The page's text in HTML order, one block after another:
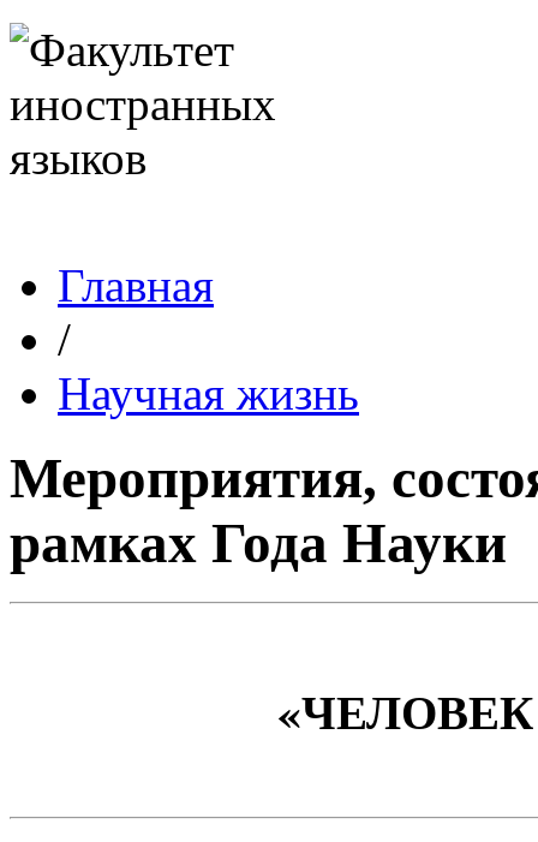
Главная
/
Научная жизнь
Мероприятия,
рамках Года Науки